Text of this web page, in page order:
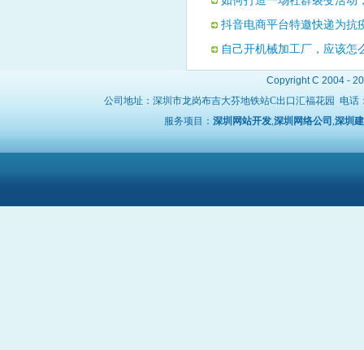
抖音电商平台特邀快递为抗
自己开机械加工厂，应该怎
Copyright C 2004 -
公司地址：深圳市龙岗布吉大芬地铁站C出口汇福花园 电话
服务项目： 深圳网站开发,深圳网络公司 ,深圳